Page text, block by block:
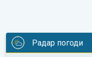
Радар погоди